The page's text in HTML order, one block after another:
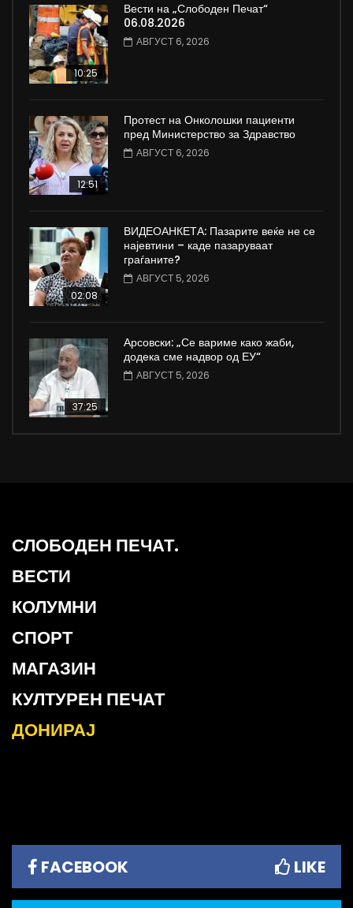
10:25
Вести на „Слободен Печат“
06.08.2026
АВГУСТ 6, 2026
12:51
Протест на Онколошки пациенти
пред Министерство за Здравство
АВГУСТ 6, 2026
02:08
ВИДЕОАНКЕТА: Пазарите веќе не се
најевтини – каде пазаруваат
граѓаните?
АВГУСТ 5, 2026
37:25
Арсовски: „Се вариме како жаби,
додека сме надвор од ЕУ“
АВГУСТ 5, 2026
СЛОБОДЕН ПЕЧАТ.
ВЕСТИ
КОЛУМНИ
СПОРТ
МАГАЗИН
КУЛТУРЕН ПЕЧАТ
ДОНИРАЈ
FACEBOOK LIKE